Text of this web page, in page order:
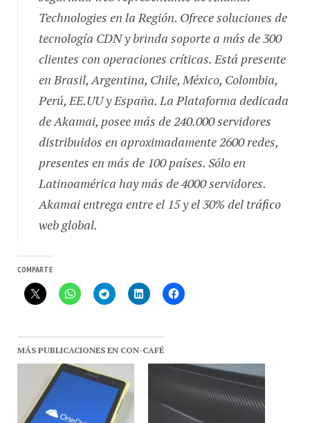
Technologies en la Región. Ofrece soluciones de
tecnología CDN y brinda soporte a más de 300
clientes con operaciones críticas. Está presente
en Brasil, Argentina, Chile, México, Colombia,
Perú, EE.UU y España. La Plataforma dedicada
de Akamai, posee más de 240.000 servidores
distribuidos en aproximadamente 2600 redes,
presentes en más de 100 países. Sólo en
Latinoamérica hay más de 4000 servidores.
Akamai entrega entre el 15 y el 30% del tráfico
web global.
MÁS PUBLICACIONES EN CON-CAFÉ